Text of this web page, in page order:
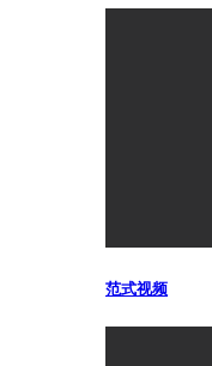
范式视频